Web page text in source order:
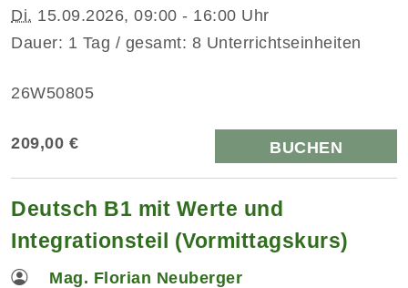
Di. 15.09.2026, 09:00 - 16:00 Uhr
Dauer: 1 Tag / gesamt: 8 Unterrichtseinheiten
26W50805
209,00 € BUCHEN
Deutsch B1 mit Werte und
Integrationsteil (Vormittagskurs)
Mag. Florian Neuberger